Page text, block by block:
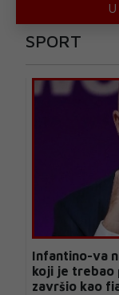
SPORT
Infantino-va
koji je trebao
završio kao